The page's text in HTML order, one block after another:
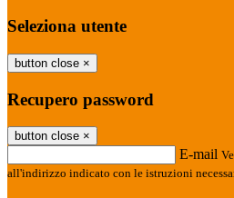
Seleziona utente
button close ×
Recupero password
button close ×
E-mail
all'indirizzo indicato con le istruzioni